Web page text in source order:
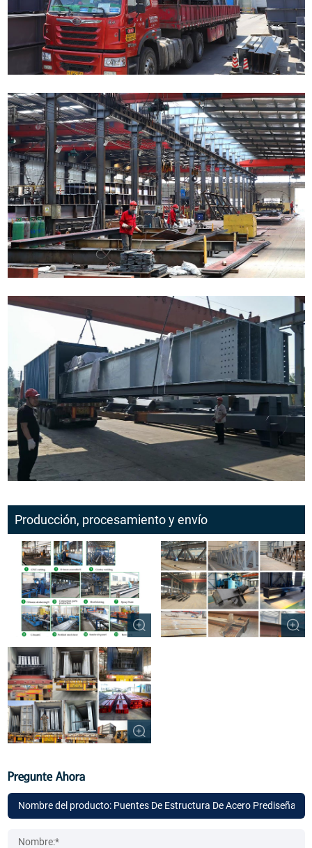
Producción, procesamiento y envío
Pregunte Ahora